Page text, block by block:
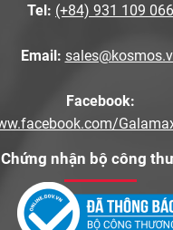
Tel: (+84) 931 109 066
Email:
Facebook:
Chứng nhận bộ công